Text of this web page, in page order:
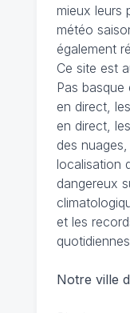
mieux leurs
météo
également
Ce site est
Pas
en direct,
en direct,
des
localisation
dangereux
et les
Notre ville